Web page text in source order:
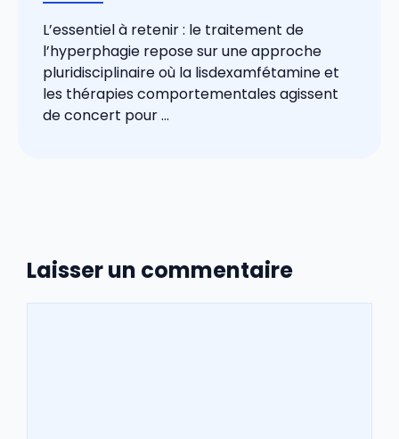
L’essentiel à retenir : le traitement de
l’hyperphagie repose sur une approche
pluridisciplinaire où la lisdexamfétamine et
les thérapies comportementales agissent
de concert pour ...
Laisser un commentaire